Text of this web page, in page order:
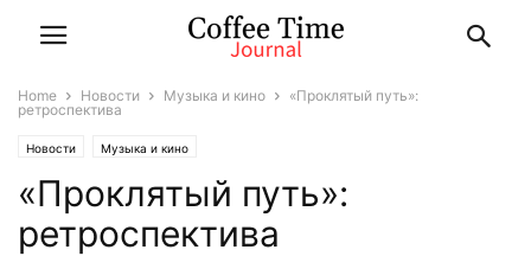
Home Новости Музыка и кино
«Проклятый путь»:
ретроспектива
Новости Музыка и кино
«Проклятый путь»:
ретроспектива